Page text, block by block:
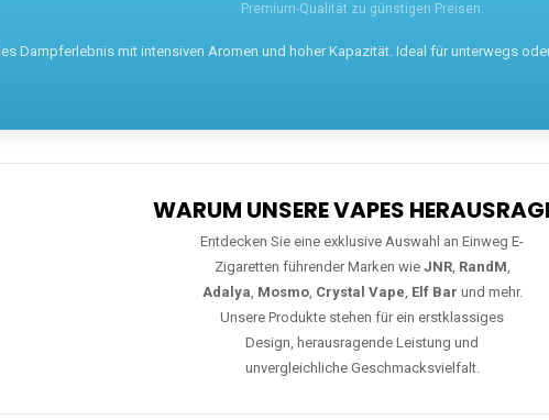
Premium-Qualität zu günstigen Preisen.
Dampferlebnis mit intensiven Aromen und hoher Kapazität. Ideal für unterwegs
WARUM UNSERE VAPES
Entdecken Sie eine exklusive Auswahl an Einweg E-
Zigaretten führender Marken wie JNR, RandM,
Adalya, Mosmo, Crystal Vape, Elf Bar und mehr.
Unsere Produkte stehen für ein erstklassiges
Design, herausragende Leistung und
unvergleichliche Geschmacksvielfalt.